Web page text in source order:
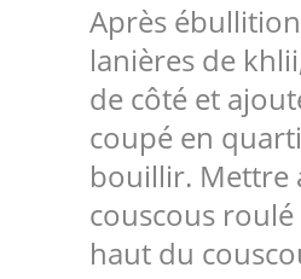
Après
lanières de
de côté et
coupé en
bouillir. Mettre
couscous
haut du